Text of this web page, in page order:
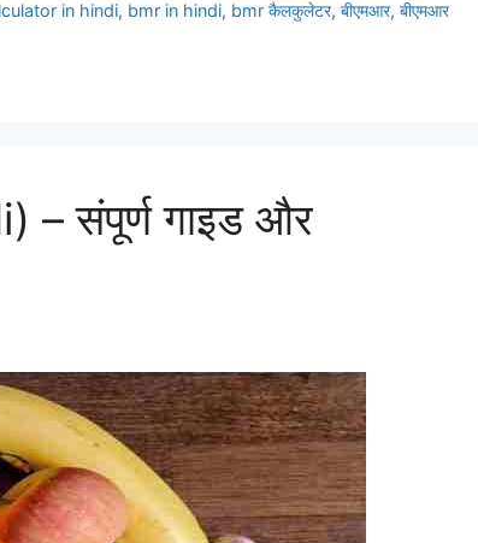
in hindi, bmr in hindi, bmr कैलकुलेटर,बीएमआर,बीएमआर
– संपूर्ण गाइड और